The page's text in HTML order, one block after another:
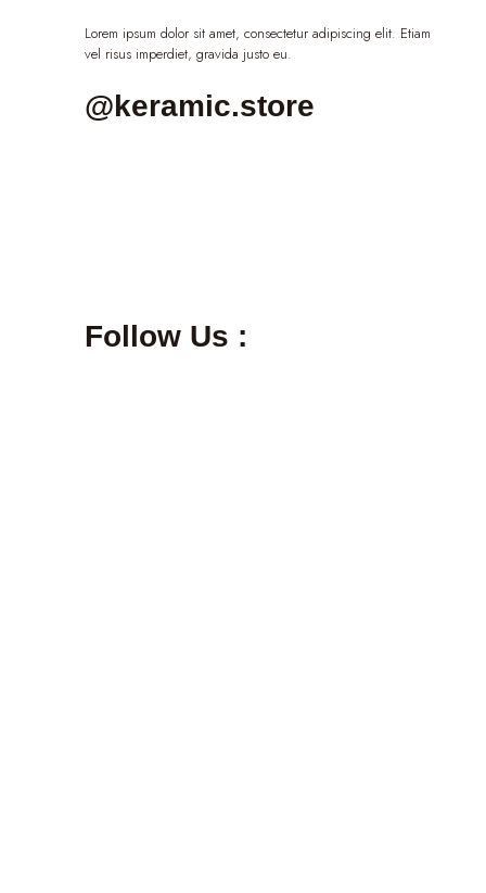
Lorem ipsum dolor sit amet, consectetur adipiscing elit. Etiam
vel risus imperdiet, gravida justo eu.
@keramic.store
Follow Us :